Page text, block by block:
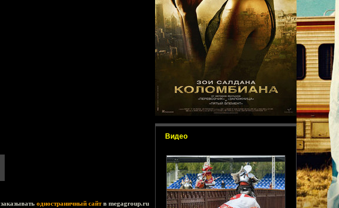
Видео
заказывать одностраничный сайтв megagroup.ru